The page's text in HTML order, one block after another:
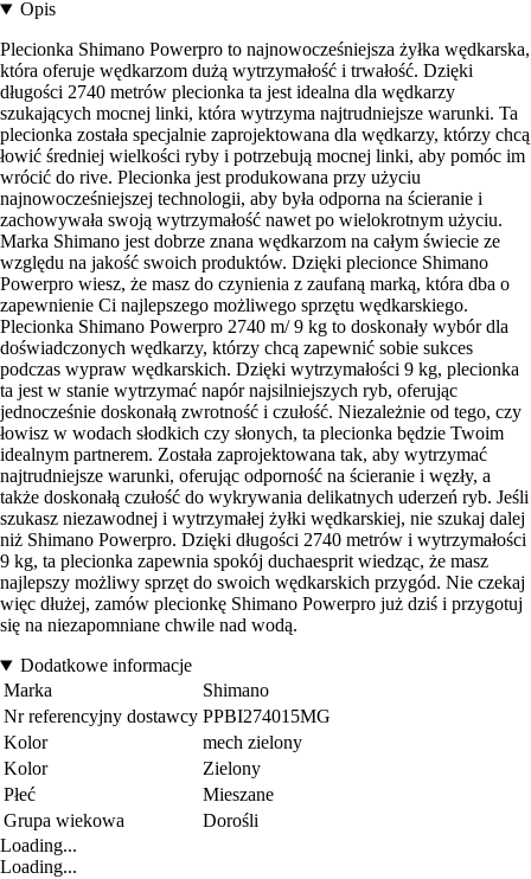
Opis
Plecionka Shimano Powerpro to najnowocześniejsza żyłka wędkarska,
która oferuje wędkarzom dużą wytrzymałość i trwałość. Dzięki
długości 2740 metrów plecionka ta jest idealna dla wędkarzy
szukających mocnej linki, która wytrzyma najtrudniejsze warunki. Ta
plecionka została specjalnie zaprojektowana dla wędkarzy, którzy chcą
łowić średniej wielkości ryby i potrzebują mocnej linki, aby pomóc im
wrócić do rive. Plecionka jest produkowana przy użyciu
najnowocześniejszej technologii, aby była odporna na ścieranie i
zachowywała swoją wytrzymałość nawet po wielokrotnym użyciu.
Marka Shimano jest dobrze znana wędkarzom na całym świecie ze
względu na jakość swoich produktów. Dzięki plecionce Shimano
Powerpro wiesz, że masz do czynienia z zaufaną marką, która dba o
zapewnienie Ci najlepszego możliwego sprzętu wędkarskiego.
Plecionka Shimano Powerpro 2740 m/ 9 kg to doskonały wybór dla
doświadczonych wędkarzy, którzy chcą zapewnić sobie sukces
podczas wypraw wędkarskich. Dzięki wytrzymałości 9 kg, plecionka
ta jest w stanie wytrzymać napór najsilniejszych ryb, oferując
jednocześnie doskonałą zwrotność i czułość. Niezależnie od tego, czy
łowisz w wodach słodkich czy słonych, ta plecionka będzie Twoim
idealnym partnerem. Została zaprojektowana tak, aby wytrzymać
najtrudniejsze warunki, oferując odporność na ścieranie i węzły, a
także doskonałą czułość do wykrywania delikatnych uderzeń ryb. Jeśli
szukasz niezawodnej i wytrzymałej żyłki wędkarskiej, nie szukaj dalej
niż Shimano Powerpro. Dzięki długości 2740 metrów i wytrzymałości
9 kg, ta plecionka zapewnia spokój duchaesprit wiedząc, że masz
najlepszy możliwy sprzęt do swoich wędkarskich przygód. Nie czekaj
więc dłużej, zamów plecionkę Shimano Powerpro już dziś i przygotuj
się na niezapomniane chwile nad wodą.
Dodatkowe informacje
Marka
Shimano
Nr referencyjny dostawcy PPBI274015MG
Kolor
mech zielony
Kolor
Zielony
Płeć
Mieszane
Grupa wiekowa
Dorośli
Loading...
Loading...